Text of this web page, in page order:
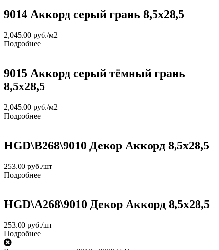
9014 Аккорд серый грань 8,5х28,5
2,045.00 руб./м2
Подробнее
9015 Аккорд серый тёмный грань
8,5х28,5
2,045.00 руб./м2
Подробнее
HGD\B268\9010 Декор Аккорд 8,5х28,5
253.00 руб./шт
Подробнее
HGD\A268\9010 Декор Аккорд 8,5х28,5
253.00 руб./шт
Подробнее